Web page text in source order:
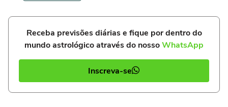
Receba previsões diárias e fique por dentro do
mundo astrológico através do nossoWhatsApp
Inscreva-se